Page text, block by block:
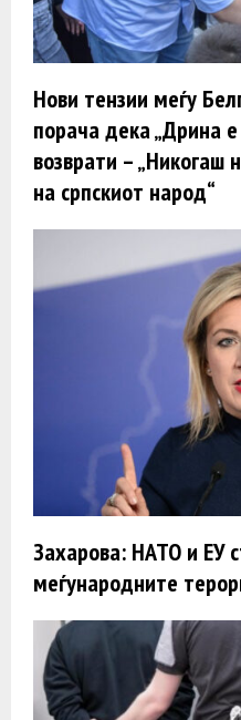
Нови тензии меѓу
порача дека „Дрина е
возврати –
на српскиот народ“
Захарова: НАТО и ЕУ
меѓународните